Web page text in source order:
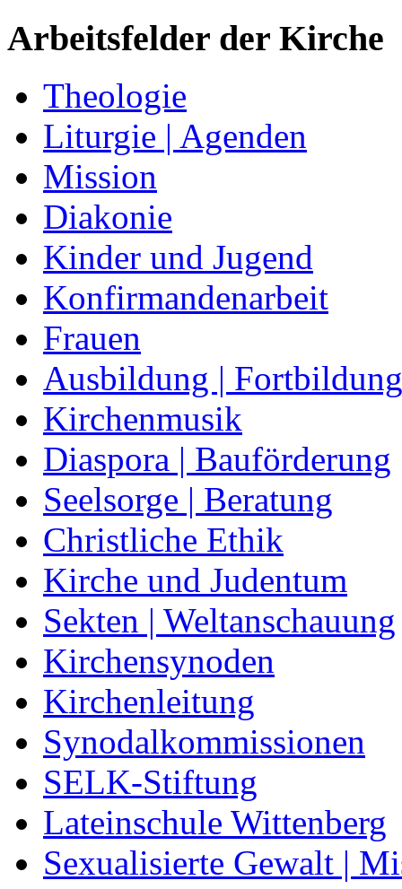
Arbeitsfelder der Kirche
Theologie
Liturgie | Agenden
Mission
Diakonie
Kinder und Jugend
Konfirmandenarbeit
Frauen
Ausbildung | Fortbildung
Kirchenmusik
Diaspora | Bauförderung
Seelsorge | Beratung
Christliche Ethik
Kirche und Judentum
Sekten | Weltanschauung
Kirchensynoden
Kirchenleitung
Synodalkommissionen
SELK-Stiftung
Lateinschule Wittenberg
Sexualisierte Gewalt |